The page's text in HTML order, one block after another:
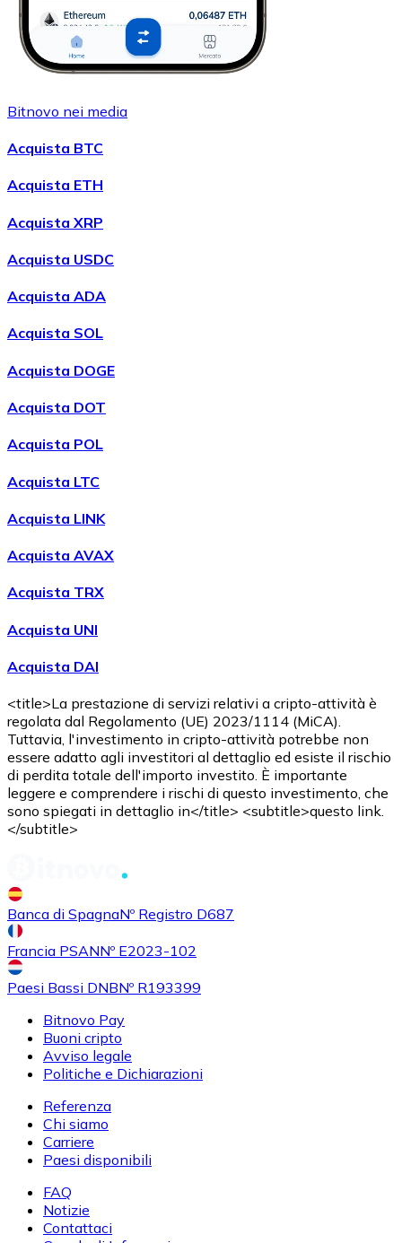
Bitnovo nei media
Acquista BTC
Acquista ETH
Acquista XRP
Acquista USDC
Acquista ADA
Acquista SOL
Acquista DOGE
Acquista DOT
Acquista POL
Acquista LTC
Acquista LINK
Acquista AVAX
Acquista TRX
Acquista UNI
Acquista DAI
<title>La prestazione di servizi relativi a cripto-attività è
regolata dal Regolamento (UE) 2023/1114 (MiCA).
Tuttavia, l'investimento in cripto-attività potrebbe non
essere adatto agli investitori al dettaglio ed esiste il rischio
di perdita totale dell'importo investito. È importante
leggere e comprendere i rischi di questo investimento, che
sono spiegati in dettaglio in</title> <subtitle>questo link.
</subtitle>
Banca di SpagnaNº Registro D687
Francia PSANNº E2023-102
Paesi Bassi DNBNº R193399
Bitnovo Pay
Buoni cripto
Avviso legale
Politiche e Dichiarazioni
Referenza
Chi siamo
Carriere
Paesi disponibili
FAQ
Notizie
Contattaci